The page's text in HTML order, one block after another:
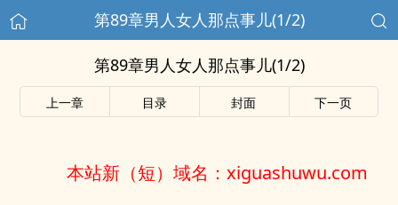
第89章男人女人那点事儿(1/2)
第89章男人女人那点事儿(1/2)
上一章 目录 封面 下一页
本站新（短）域名：xiguashuwu.com